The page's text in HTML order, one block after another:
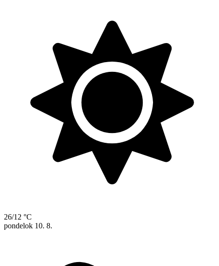
26/12 °C
pondelok 10. 8.